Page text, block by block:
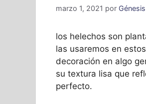
marzo 1, 2021 por
los helechos son
las usaremos en
decoración en algo
su textura lisa que
perfecto.